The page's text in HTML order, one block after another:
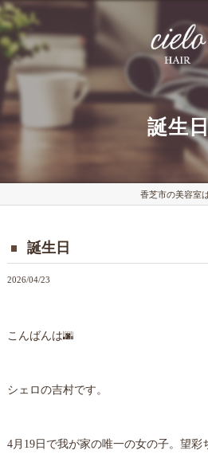
誕生
香芝市の美容室
誕生日
2026/04/23
こんばんは🌆
シェロの吉村です。
4月19日で我が家の唯一の女の子。望彩